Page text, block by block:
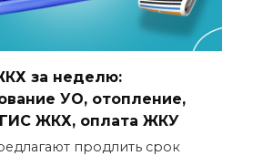
за неделю:
УО, отопление,
ЖКХ, оплата ЖКУ
продлить срок